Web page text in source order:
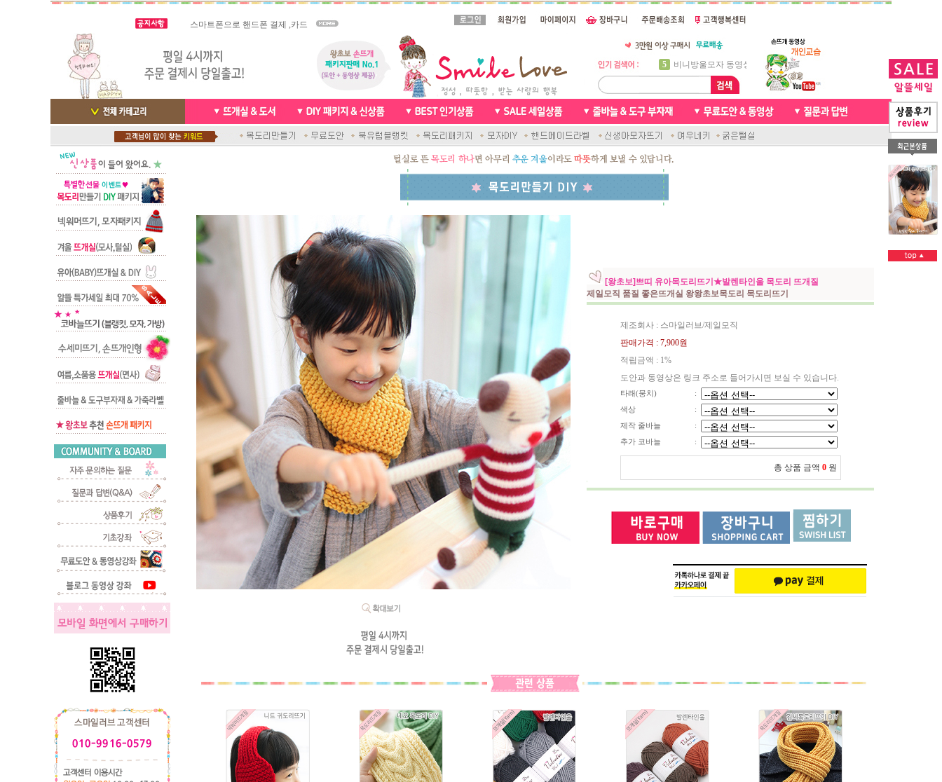
실시간 결
빠른 당일발송/ 거의 그 다음날
6
꽈배기목도리
7
천연가죽 핸드메이드라벨
8
신생아모자뜨기
9
아기목도리뜨개질
자라무늬 목도리뜨기
2
브라이언 꽈배기목도리
3
4
5
[왕초보]쁘띠 유아목도리뜨기★발렌타인울 목도리 뜨개질
제일모직 품질 좋은뜨개실 왕왕초보목도리 목도리뜨기
제조회사 : 스마일러브/제일모직
판매가격 : 7,900원
적립금액 : 1%
도안과 동영상은 링크 주소로 들어가시면 보실 수 있습니다.
타래(뭉치)
:
색상
:
제작 줄바늘
:
추가 코바늘
:
총 상품 금액 0 원